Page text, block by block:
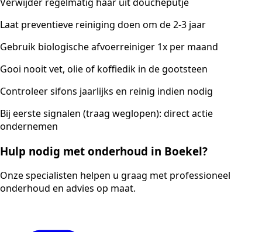
Laat preventieve reiniging doen om de 2-3 jaar
Gebruik biologische afvoerreiniger 1x per maand
Gooi nooit vet, olie of koffiedik in de gootsteen
Controleer sifons jaarlijks en reinig indien nodig
Bij eerste signalen (traag weglopen): direct actie
ondernemen
Hulp nodig met onderhoud in Boekel?
Onze specialisten helpen u graag met professioneel
onderhoud en advies op maat.